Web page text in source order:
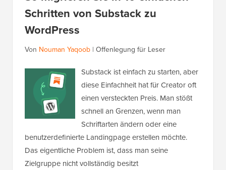
Schritten von Substack zu
WordPress
Von Nouman Yaqoob | Offenlegung für Leser
Substack ist einfach zu starten, aber
diese Einfachheit hat für Creator oft
einen versteckten Preis. Man stößt
schnell an Grenzen, wenn man
Schriftarten ändern oder eine
benutzerdefinierte Landingpage erstellen möchte.
Das eigentliche Problem ist, dass man seine
Zielgruppe nicht vollständig besitzt